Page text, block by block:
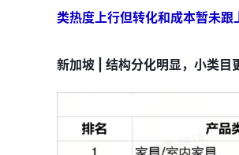
类热度上行但转化和成本暂未
新加坡 | 结构分化明显，小类目